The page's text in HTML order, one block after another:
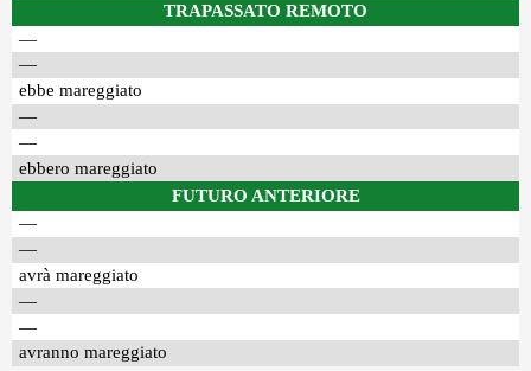
TRAPASSATO REMOTO
—
—
ebbe mareggiato
—
—
ebbero mareggiato
FUTURO ANTERIORE
—
—
avrà mareggiato
—
—
avranno mareggiato